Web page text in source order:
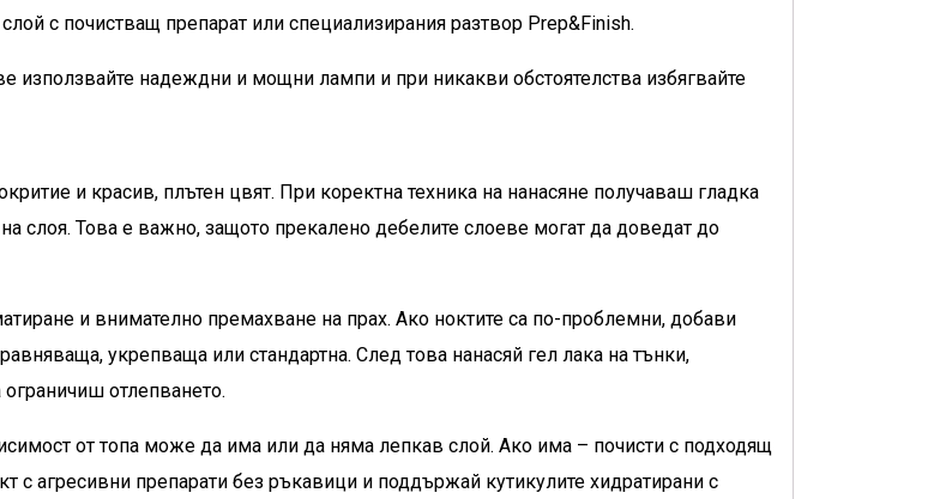
с почистващ препарат или специализирания разтвор Prep&Finish.
използвайте надеждни и мощни лампи и при никакви обстоятелства избягвайте
и красив, плътен цвят. При коректна техника на нанасяне получаваш гладка
слоя. Това е важно, защото прекалено дебелите слоеве могат да доведат до
и внимателно премахване на прах. Ако ноктите са по-проблемни, добави
укрепваща или стандартна. След това нанасяй гел лака на тънки,
отлепването.
от топа може да има или да няма лепкав слой. Ако има – почисти с подходящ
с агресивни препарати без ръкавици и поддържай кутикулите хидратирани с